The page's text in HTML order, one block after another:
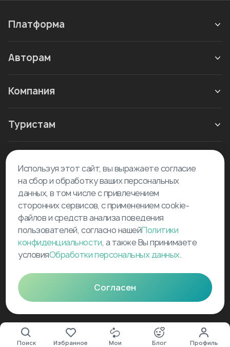
Поиск Избранное
Мои
Блог Профиль
Платформа
Авторам
Компания
Туристам
Новое в блоге
©2026Tourselfer
support@tourselfer.com
Карта сайта
Используя этот сайт, вы выражаете согласие
на сбор и обработку ваших персональных
данных, в том числе с привлечением
сторонних сервисов, с применением cookie-
файлов и средств анализа поведения
пользователей, согласно нашейПолитики
конфиденциальности, а также Вы принимаете
условияОбработки персональных данных.
Согласен